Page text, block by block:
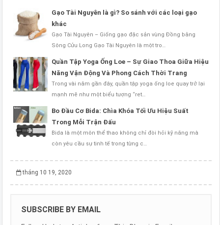
Gạo Tài Nguyên là gì? So sánh với các loại gạo
khác
Gạo Tài Nguyên – Giống gạo đặc sản vùng Đồng bằng
Sông Cửu Long Gạo Tài Nguyên là một tro…
Quần Tập Yoga Ống Loe – Sự Giao Thoa Giữa Hiệu
Năng Vận Động Và Phong Cách Thời Trang
Trong vài năm gần đây, quần tập yoga ống loe quay trở lại
mạnh mẽ như một biểu tượng “ret…
Bo Đầu Cơ Bida: Chìa Khóa Tối Ưu Hiệu Suất
Trong Mỗi Trận Đấu
Bida là một môn thể thao không chỉ đòi hỏi kỹ năng mà
còn yêu cầu sự tinh tế trong từng c…
tháng 10 19, 2020
SUBSCRIBE BY EMAIL